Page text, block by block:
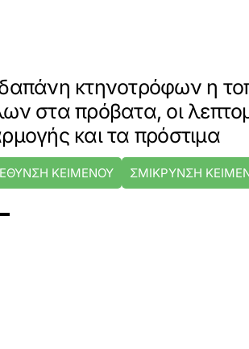
κτηνοτρόφων η
στα πρόβατα, οι
και τα πρόστιμα
ΚΕΙΜΕΝΟΥ ΣΜΙΚΡΥΝΣΗ